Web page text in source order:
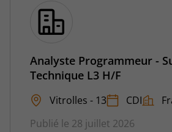
Analyste Programmeur -
Technique L3 H/F
Vitrolles - 13 CDI
Publié le 28 juillet 2026